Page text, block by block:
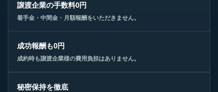
譲渡企業の手数料0円
着手金・中間金・月額報酬をいただきません。
成功報酬も0円
成約時も譲渡企業様の費用負担はありません。
秘密保持を徹底